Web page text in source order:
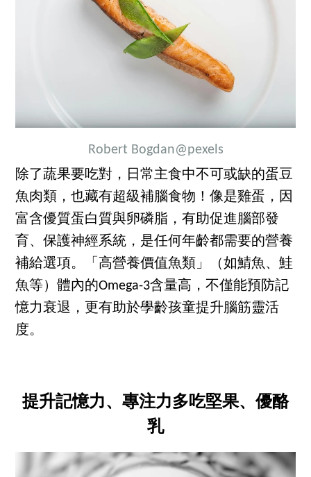
Robert Bogdan@pexels
除了蔬果要吃對，日常主食中不可或缺的蛋豆
魚肉類，也藏有超級補腦食物！像是雞蛋，因
富含優質蛋白質與卵磷脂，有助促進腦部發
育、保護神經系統，是任何年齡都需要的營養
補給選項。「高營養價值魚類」（如鯖魚、鮭
魚等）體內的Omega-3含量高，不僅能預防記
憶力衰退，更有助於學齡孩童提升腦筋靈活
度。
提升記憶力、專注力多吃堅果、優酪
乳